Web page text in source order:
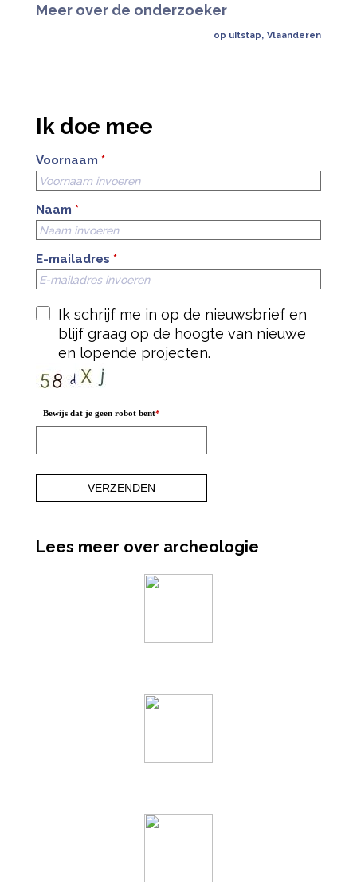
Meer over de onderzoeker
op uitstap, Vlaanderen
Ik doe mee
Voornaam *
Naam *
E-mailadres *
Ik schrijf me in op de nieuwsbrief en
blijf graag op de hoogte van nieuwe
en lopende projecten.
Bewijs dat je geen robot bent*
Lees meer over archeologie